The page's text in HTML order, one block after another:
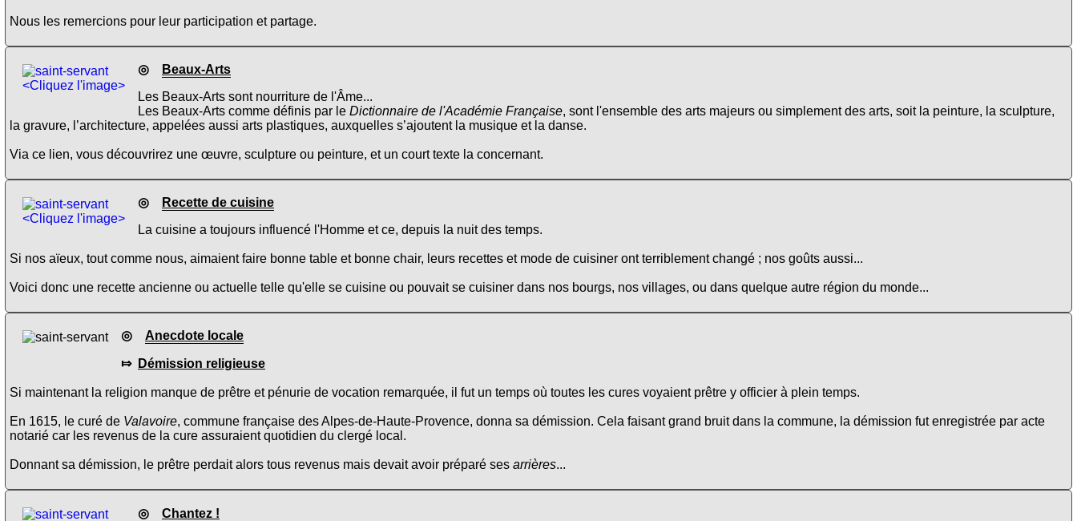
Nous les remercions pour leur participation et partage.
<Cliquez l'image>
◎
Beaux-Arts
Les Beaux-Arts sont nourriture de l'Âme...
Les Beaux-Arts comme définis par le Dictionnaire de l'Académie Française, sont l'ensemble des arts majeurs ou simplement des arts, soit la peinture, la sculpture,
la gravure, l’architecture, appelées aussi arts plastiques, auxquelles s’ajoutent la musique et la danse.
Via ce lien, vous découvrirez une œuvre, sculpture ou peinture, et un court texte la concernant.
<Cliquez l'image>
◎
Recette de cuisine
La cuisine a toujours influencé l'Homme et ce, depuis la nuit des temps.
Si nos aïeux, tout comme nous, aimaient faire bonne table et bonne chair, leurs recettes et mode de cuisiner ont terriblement changé ; nos goûts aussi...
Voici donc une recette ancienne ou actuelle telle qu'elle se cuisine ou pouvait se cuisiner dans nos bourgs, nos villages, ou dans quelque autre région du monde...
◎ Anecdote locale
⤇ Démission religieuse
Si maintenant la religion manque de prêtre et pénurie de vocation remarquée, il fut un temps où toutes les cures voyaient prêtre y officier à plein temps.
En 1615, le curé de Valavoire, commune française des Alpes-de-Haute-Provence, donna sa démission. Cela faisant grand bruit dans la commune, la démission fut enregistrée par acte
notarié car les revenus de la cure assuraient quotidien du clergé local.
Donnant sa démission, le prêtre perdait alors tous revenus mais devait avoir préparé ses arrières...
◎ Chantez !